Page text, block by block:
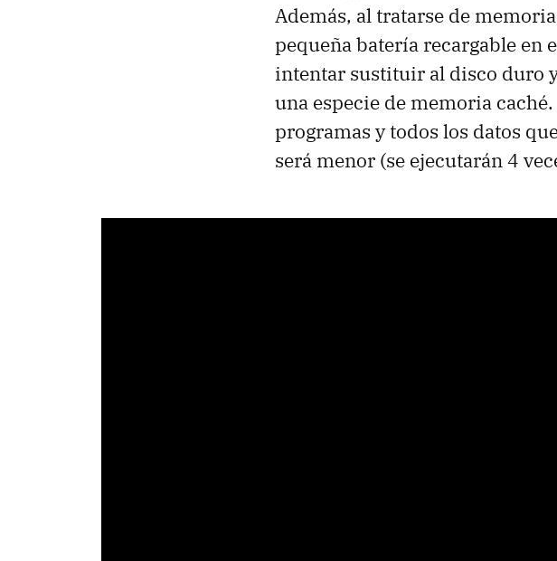
Además, al tratarse de
pequeña batería recargable en
intentar sustituir al disco duro
una especie de memoria
programas y todos los datos
será menor (se ejecutarán 4